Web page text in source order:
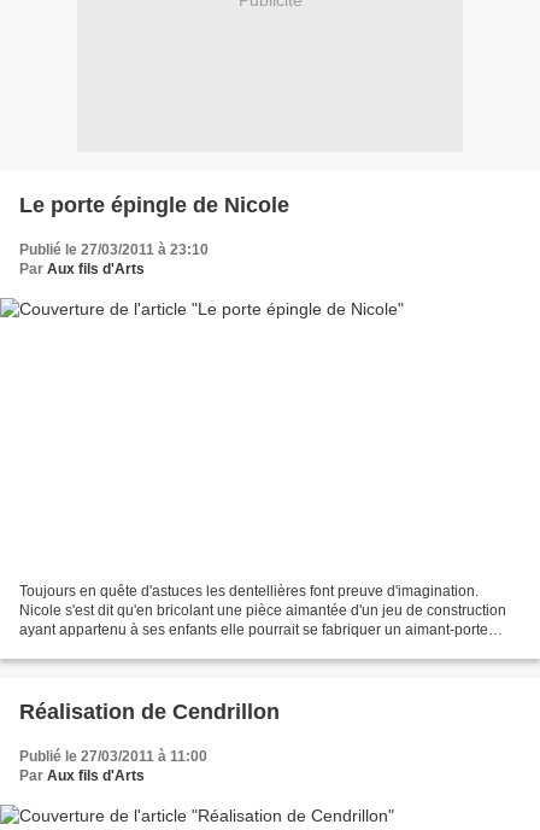
Le porte épingle de Nicole
Publié le 27/03/2011 à 23:10
Par Aux fils d'Arts
Toujours en quête d'astuces les dentellières font preuve d'imagination.
Nicole s'est dit qu'en bricolant une pièce aimantée d'un jeu de construction
ayant appartenu à ses enfants elle pourrait se fabriquer un aimant-porte
Réalisation de Cendrillon
Publié le 27/03/2011 à 11:00
Par Aux fils d'Arts